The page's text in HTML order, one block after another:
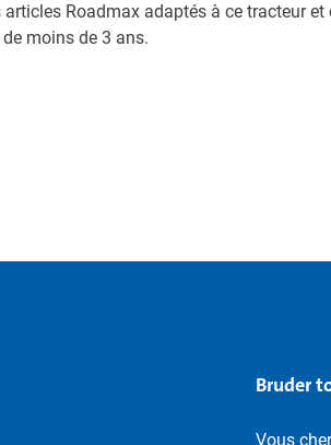
articles Roadmax adaptés à ce tracteur
moins de 3 ans.
Bruder
Vous